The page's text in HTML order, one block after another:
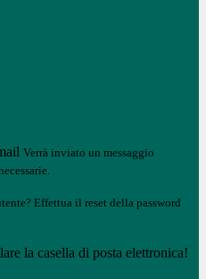
Verrà inviato un messaggio
Effettua il reset della password
la casella di posta elettronica!